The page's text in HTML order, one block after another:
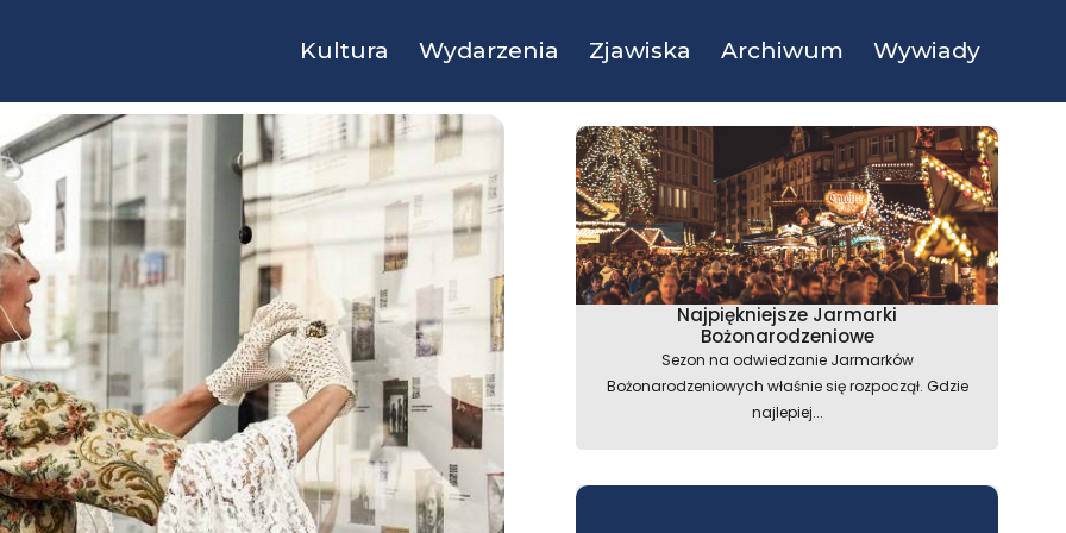
Kultura Wydarzenia Zjawiska Archiwum Wywiady
Najpiękniejsze Jarmarki
Bożonarodzeniowe
Sezon na odwiedzanie Jarmarków
Bożonarodzeniowych właśnie się rozpoczął. Gdzie
najlepiej...